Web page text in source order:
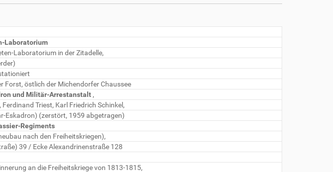
Laboratorium
Laboratorium in der Zitadelle,
Forst, östlich der Michendorfer Chaussee
und Militär-Arrestanstalt ,
Triest, Karl Friedrich Schinkel,
Eskadron) (zerstört, 1959 abgetragen)
Regiments
nach den Freiheitskriegen),
39 / Ecke Alexandrinenstraße 128
an die Freiheitskriege von 1813-1815,